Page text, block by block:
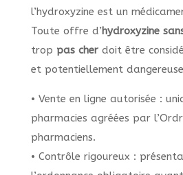
l’hydroxyzine est un
Toute offre d’hydroxyzine
trop pas cherdoit être
et potentiellement
• Vente en ligne autorisée :
pharmacies agréées par
pharmaciens.
• Contrôle rigoureux :